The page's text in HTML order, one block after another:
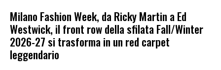
Milano Fashion Week, da Ricky Martin a Ed
Westwick, il front row della sfilata Fall/Winter
2026-27 si trasforma in un red carpet
leggendario